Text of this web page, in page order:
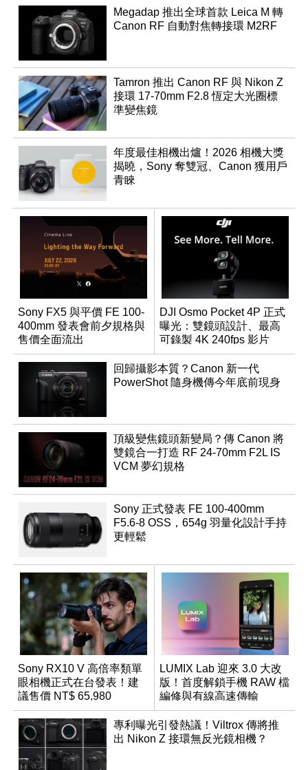
Megadap 推出全球首款 Leica M 轉
Canon RF 自動對焦轉接環 M2RF
Tamron 推出 Canon RF 與 Nikon Z
接環 17-70mm F2.8 恆定大光圈標
準變焦鏡
年度最佳相機出爐！2026 相機大獎
揭曉，Sony 奪雙冠、Canon 獲用戶
青睞
Sony FX5 與平價 FE 100-
400mm 發表會前夕規格與
售價全面流出
DJI Osmo Pocket 4P 正式
曝光：雙鏡頭設計、最高
可錄製 4K 240fps 影片
回歸攝影本質？Canon 新一代
PowerShot 隨身機傳今年底前現身
頂級變焦鏡頭新變局？傳 Canon 將
雙鏡合一打造 RF 24-70mm F2L IS
VCM 夢幻規格
Sony 正式發表 FE 100-400mm
F5.6-8 OSS，654g 羽量化設計手持
更輕鬆
Sony RX10 V 高倍率類單
眼相機正式在台發表！建
議售價 NT$ 65,980
LUMIX Lab 迎來 3.0 大改
版！首度解鎖手機 RAW 檔
編修與有線高速傳輸
專利曝光引發熱議！Viltrox 傳將推
出 Nikon Z 接環無反光鏡相機？